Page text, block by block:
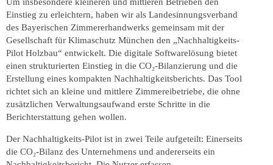
Einstieg zu erleichtern, haben wir als Landesinnungsverband
des Bayerischen Zimmererhandwerks gemeinsam mit der
Gesellschaft für Klimaschutz München den „Nachhaltigkeits-
Pilot Holzbau“ entwickelt. Die digitale Softwarelösung bietet
einen strukturierten Einstieg in die CO₂-Bilanzierung und die
Erstellung eines kompakten Nachhaltigkeitsberichts. Das Tool
richtet sich an kleine und mittlere Zimmereibetriebe, die ohne
zusätzlichen Verwaltungsaufwand erste Schritte in die
Berichterstattung gehen wollen.
Der Nachhaltigkeits-Pilot ist in zwei Teile aufgeteilt: Einerseits
die CO₂-Bilanz des Unternehmens und andererseits ein